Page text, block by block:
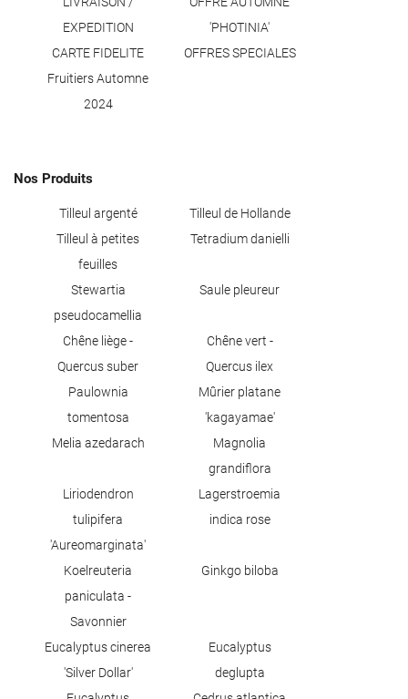
EXPEDITION
'PHOTINIA'
CARTE FIDELITE
OFFRES SPECIALES
Fruitiers Automne
2024
Nos Produits
Tilleul argenté
Tilleul de Hollande
Tilleul à petites
feuilles
Tetradium danielli
Stewartia
pseudocamellia
Saule pleureur
Chêne liège -
Quercus suber
Chêne vert -
Quercus ilex
Paulownia
tomentosa
Mûrier platane
'kagayamae'
Melia azedarach
Magnolia
grandiflora
Liriodendron
tulipifera
'Aureomarginata'
Lagerstroemia
indica rose
Koelreuteria
paniculata -
Savonnier
Ginkgo biloba
Eucalyptus cinerea
'Silver Dollar'
Eucalyptus
deglupta